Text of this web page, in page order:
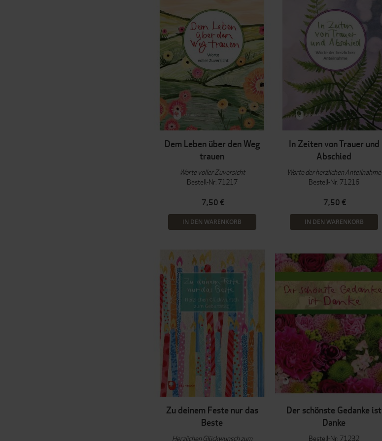
Dem Leben über den Weg
trauen
Worte voller Zuversicht
Bestell-Nr: 71217
7,50 €
IN DEN WARENKORB
In Zeiten von Trauer und
Abschied
Worte der herzlichen Anteilnahme
Bestell-Nr: 71216
7,50 €
IN DEN WARENKORB
Zu deinem Feste nur das
Beste
Herzlichen Glückwunsch zum
Der schönste Gedanke ist
Danke
Bestell-Nr: 71232